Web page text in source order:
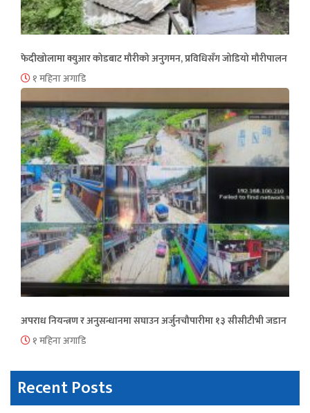
फेदीखोलामा क्युआर कोडबाट मौरीको अनुगमन, प्रविधिसँग जोडियो मौरीपालन
१ महिना अगाडि
अपराध नियन्त्रण र अनुसन्धानमा सघाउन अर्जुनचौपारीमा १३ सीसीटीभी जडान
१ महिना अगाडि
Recent Posts